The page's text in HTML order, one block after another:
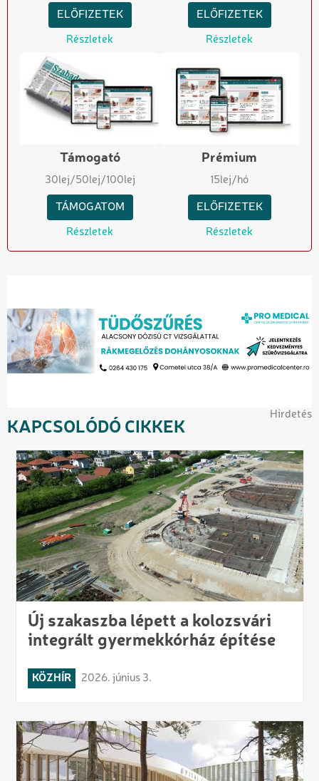
ELŐFIZETEK
Részletek
ELŐFIZETEK
Részletek
Támogató
30lej/50lej/100lej
TÁMOGATOM
Részletek
Prémium
15lej/hó
ELŐFIZETEK
Részletek
Hirdetés
KAPCSOLÓDÓ CIKKEK
Új szakaszba lépett a kolozsvári
integrált gyermekkórház építése
KÖZHÍR 2026. június 3.